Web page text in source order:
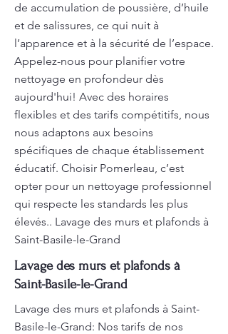
de accumulation de poussière, d’huile
et de salissures, ce qui nuit à
l’apparence et à la sécurité de l’espace.
Appelez-nous pour planifier votre
nettoyage en profondeur dès
aujourd'hui! Avec des horaires
flexibles et des tarifs compétitifs, nous
nous adaptons aux besoins
spécifiques de chaque établissement
éducatif. Choisir Pomerleau, c’est
opter pour un nettoyage professionnel
qui respecte les standards les plus
élevés.. Lavage des murs et plafonds à
Saint-Basile-le-Grand
Lavage des murs et plafonds à
Saint-Basile-le-Grand
Lavage des murs et plafonds à Saint-
Basile-le-Grand: Nos tarifs de nos